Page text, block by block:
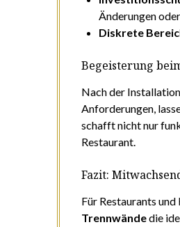
Änderungen
Diskrete
Begeisterung
Nach der
Anforderungen,
schafft nicht nur
Restaurant.
Fazit:
Für Restaurants
Trennwändedie